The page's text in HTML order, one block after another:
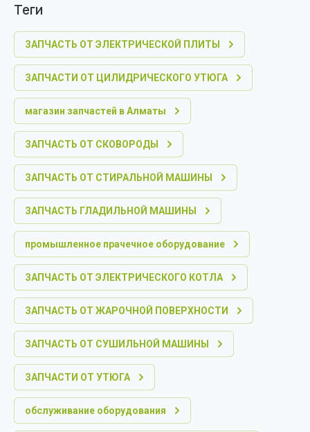
теги
ЗАПЧАСТЬ ОТ ЭЛЕКТРИЧЕСКОЙ ПЛИТЫ
ЗАПЧАСТИ ОТ ЦИЛИДРИЧЕСКОГО УТЮГА
магазин запчастей в Алматы
ЗАПЧАСТЬ ОТ СКОВОРОДЫ
ЗАПЧАСТЬ ОТ СТИРАЛЬНОЙ МАШИНЫ
ЗАПЧАСТЬ ГЛАДИЛЬНОЙ МАШИНЫ
промышленное прачечное оборудование
ЗАПЧАСТЬ ОТ ЭЛЕКТРИЧЕСКОГО КОТЛА
ЗАПЧАСТЬ ОТ ЖАРОЧНОЙ ПОВЕРХНОСТИ
ЗАПЧАСТЬ ОТ СУШИЛЬНОЙ МАШИНЫ
ЗАПЧАСТИ ОТ УТЮГА
обслуживание оборудования